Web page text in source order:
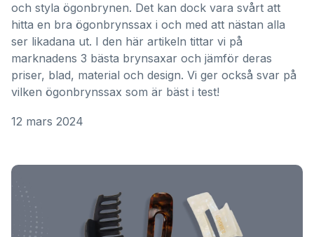
och styla ögonbrynen. Det kan dock vara svårt att
hitta en bra ögonbrynssax i och med att nästan alla
ser likadana ut. I den här artikeln tittar vi på
marknadens 3 bästa brynsaxar och jämför deras
priser, blad, material och design. Vi ger också svar på
vilken ögonbrynssax som är bäst i test!
12 mars 2024